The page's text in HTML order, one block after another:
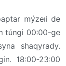
mýzeıi de
túngi 00:00-ge
shaqyrady.
18:00-23:00